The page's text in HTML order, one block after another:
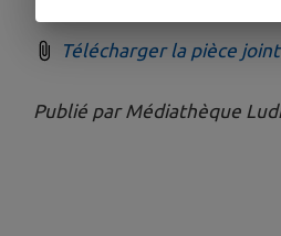
Télécharger la pièce
Publié par Médiathèque